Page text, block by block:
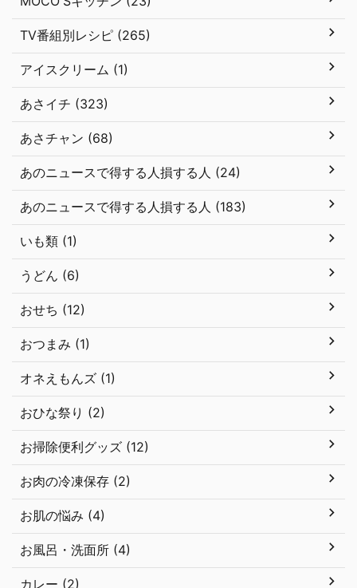
TV番組別レシピ (265)
アイスクリーム (1)
あさイチ (323)
あさチャン (68)
あのニュースで得する人損する人 (24)
あのニュースで得する人損する人 (183)
いも類 (1)
うどん (6)
おせち (12)
おつまみ (1)
オネえもんズ (1)
おひな祭り (2)
お掃除便利グッズ (12)
お肉の冷凍保存 (2)
お肌の悩み (4)
お風呂・洗面所 (4)
カレー (2)